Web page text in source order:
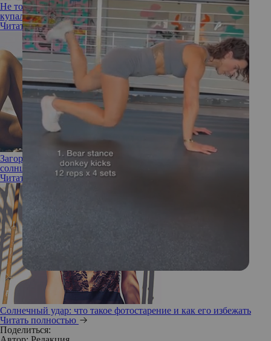
Не только сбросить вес: как ухаживать за кожей перед
купальным сезоном
Читать полностью
Загораем правильно: все, что вы должны знать о выборе
солнцезащитных средств
Читать полностью
Солнечный удар: что такое фотостарение и как его избежать
Читать полностью
Поделиться: